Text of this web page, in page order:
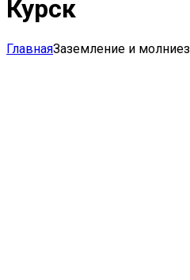
Курск
ГлавнаяЗаземление и